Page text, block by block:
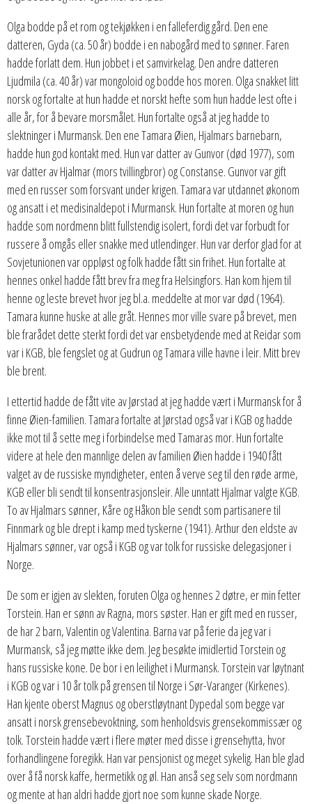
Olga bodde på et rom og tekjøkken i en falleferdig gård. Den ene
datteren, Gyda (ca. 50 år) bodde i en nabogård med to sønner. Faren
hadde forlatt dem. Hun jobbet i et samvirkelag. Den andre datteren
Ljudmila (ca. 40 år) var mongoloid og bodde hos moren. Olga snakket litt
norsk og fortalte at hun hadde et norskt hefte som hun hadde lest ofte i
alle år, for å bevare morsmålet. Hun fortalte også at jeg hadde to
slektninger i Murmansk. Den ene Tamara Øien, Hjalmars barnebarn,
hadde hun god kontakt med. Hun var datter av Gunvor (død 1977), som
var datter av Hjalmar (mors tvillingbror) og Constanse. Gunvor var gift
med en russer som forsvant under krigen. Tamara var utdannet økonom
og ansatt i et medisinaldepot i Murmansk. Hun fortalte at moren og hun
hadde som nordmenn blitt fullstendig isolert, fordi det var forbudt for
russere å omgås eller snakke med utlendinger. Hun var derfor glad for at
Sovjetunionen var oppløst og folk hadde fått sin frihet. Hun fortalte at
hennes onkel hadde fått brev fra meg fra Helsingfors. Han kom hjem til
henne og leste brevet hvor jeg bl.a. meddelte at mor var død (1964).
Tamara kunne huske at alle gråt. Hennes mor ville svare på brevet, men
ble frarådet dette sterkt fordi det var ensbetydende med at Reidar som
var i KGB, ble fengslet og at Gudrun og Tamara ville havne i leir. Mitt brev
ble brent.
I ettertid hadde de fått vite av Jørstad at jeg hadde vært i Murmansk for å
finne Øien-familien. Tamara fortalte at Jørstad også var i KGB og hadde
ikke mot til å sette meg i forbindelse med Tamaras mor. Hun fortalte
videre at hele den mannlige delen av familien Øien hadde i 1940 fått
valget av de russiske myndigheter, enten å verve seg til den røde arme,
KGB eller bli sendt til konsentrasjonsleir. Alle unntatt Hjalmar valgte KGB.
To av Hjalmars sønner, Kåre og Håkon ble sendt som partisanere til
Finnmark og ble drept i kamp med tyskerne (1941). Arthur den eldste av
Hjalmars sønner, var også i KGB og var tolk for russiske delegasjoner i
Norge.
De som er igjen av slekten, foruten Olga og hennes 2 døtre, er min fetter
Torstein. Han er sønn av Ragna, mors søster. Han er gift med en russer,
de har 2 barn, Valentin og Valentina. Barna var på ferie da jeg var i
Murmansk, så jeg møtte ikke dem. Jeg besøkte imidlertid Torstein og
hans russiske kone. De bor i en leilighet i Murmansk. Torstein var løytnant
i KGB og var i 10 år tolk på grensen til Norge i Sør-Varanger (Kirkenes).
Han kjente oberst Magnus og oberstløytnant Dypedal som begge var
ansatt i norsk grensebevoktning, som henholdsvis grensekommissær og
tolk. Torstein hadde vært i flere møter med disse i grensehytta, hvor
forhandlingene foregikk. Han var pensjonist og meget sykelig. Han ble glad
over å få norsk kaffe, hermetikk og øl. Han anså seg selv som nordmann
og mente at han aldri hadde gjort noe som kunne skade Norge.